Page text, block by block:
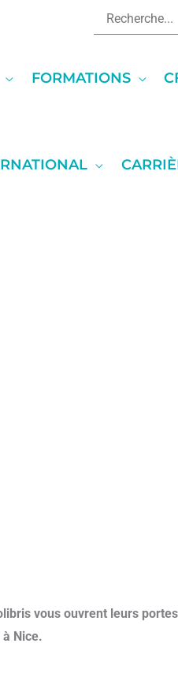
Rechercher:
FORMATIONS
vous ouvrent leurs
Nice.